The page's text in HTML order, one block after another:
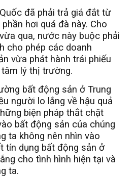
đã phải trả giá đắt từ
hơi quá đà này. Cho
qua, nước này buộc phải
cho phép các doanh
vừa phát hành trái phiếu
lý thị trường.
bất động sản ở Trung
người lo lắng về hậu quả
biện pháp thắt chặt
bất động sản của chúng
ta không nên nhìn vào
tín dụng bất động sản ở
cho tình hình hiện tại và
ta.